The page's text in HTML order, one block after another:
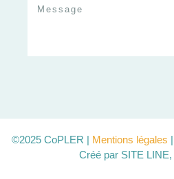
©2025 CoPLER | Mentions légales |
Créé par SITE LINE,